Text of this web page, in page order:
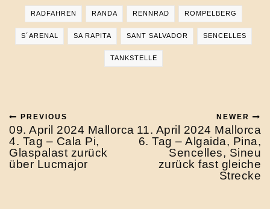
RADFAHREN RANDA RENNRAD ROMPELBERG
S´ARENAL SA RAPITA SANT SALVADOR SENCELLES
TANKSTELLE
PREVIOUS
09. April 2024 Mallorca
4. Tag – Cala Pi,
Glaspalast zurück
über Lucmajor
NEWER
11. April 2024 Mallorca
6. Tag – Algaida, Pina,
Sencelles, Sineu
zurück fast gleiche
Strecke